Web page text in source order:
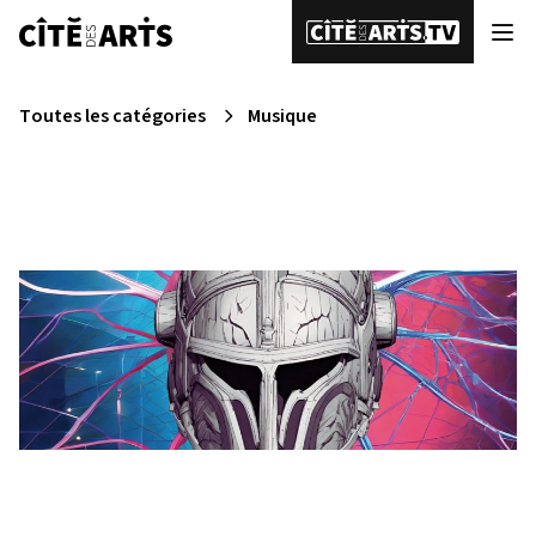
Toutes les catégories Musique